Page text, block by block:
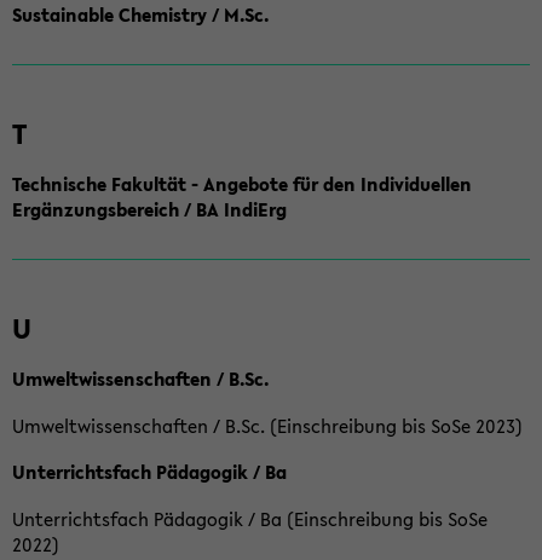
Sustainable Chemistry / M.Sc.
T
Technische Fakultät - Angebote für den Individuellen
Ergänzungsbereich / BA IndiErg
U
Umweltwissenschaften / B.Sc.
Umweltwissenschaften / B.Sc. (Einschreibung bis SoSe 2023)
Unterrichtsfach Pädagogik / Ba
Unterrichtsfach Pädagogik / Ba (Einschreibung bis SoSe
2022)